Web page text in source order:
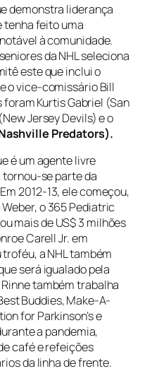
demonstra liderança
tenha feito uma
à comunidade.
da NHL seleciona
este que inclui o
o vice-comissário Bill
foram Kurtis Gabriel (San
Jersey Devils) e o
Predators).
é um agente livre
tornou-se parte da
2012-13, ele começou,
o 365Pediatric
mais de US$ 3 milhões
Carell Jr. em
a NHL também
será igualado pela
também trabalha
Buddies,Make-A-
for Parkinson’se
a pandemia,
café e refeições
da linha de frente.